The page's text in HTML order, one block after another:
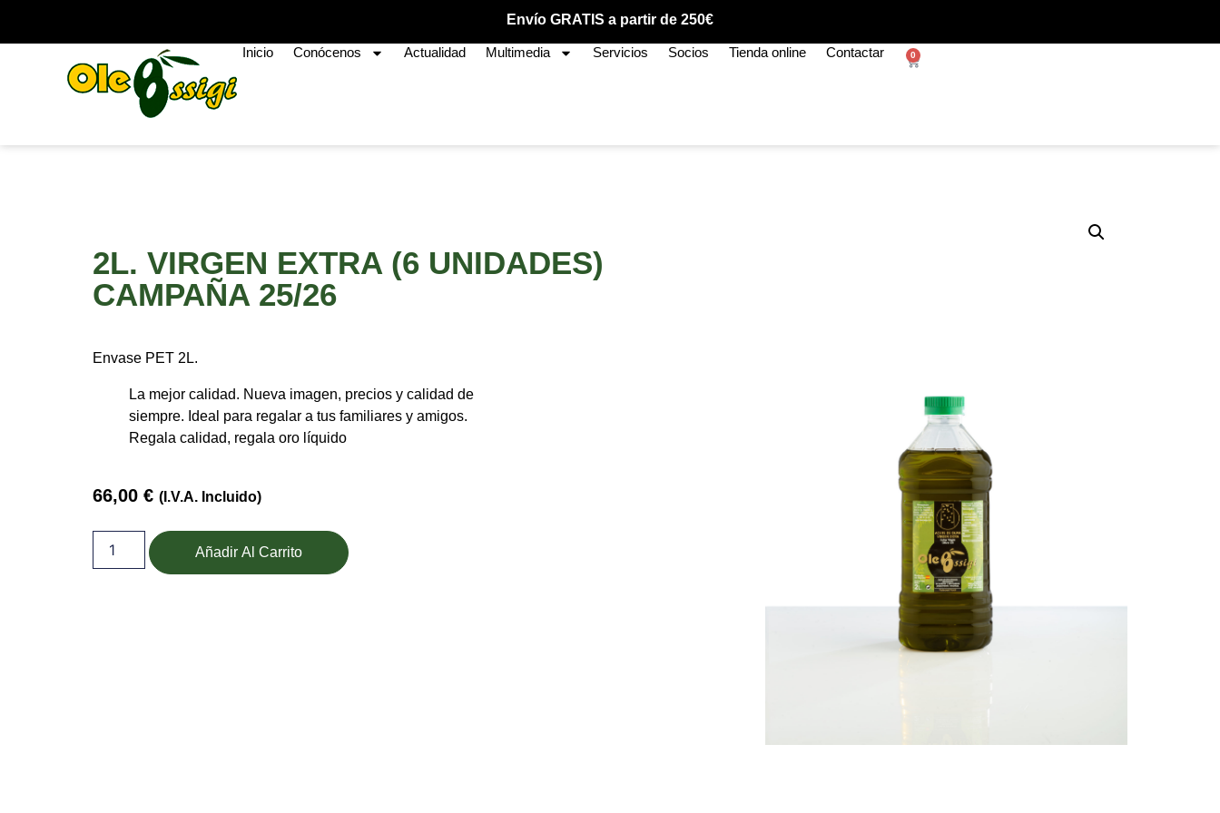
Envío GRATIS a partir de 250€
Inicio Conócenos Actualidad Multimedia Servicios Socios Tienda online Contactar 0
2L. VIRGEN EXTRA (6 UNIDADES)
CAMPAÑA 25/26
Envase PET 2L.
La mejor calidad. Nueva imagen, precios y calidad de
siempre. Ideal para regalar a tus familiares y amigos.
Regala calidad, regala oro líquido
66,00 € (I.V.A. Incluido)
Añadir Al Carrito